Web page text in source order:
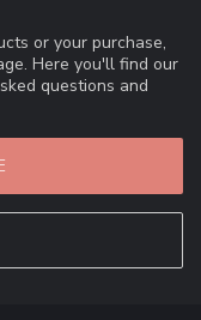
or your purchase,
Here you'll find our
questions and